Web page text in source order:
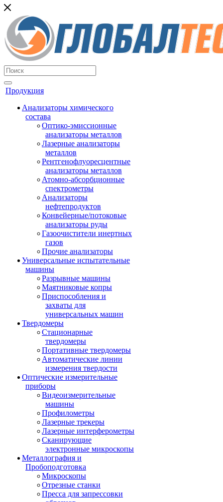
Продукция
Анализаторы химического
состава
Оптико-эмиссионные
анализаторы металлов
Лазерные анализаторы
металлов
Рентгенофлуоресцентные
анализаторы металлов
Атомно-абсорбционные
спектрометры
Анализаторы
нефтепродуктов
Конвейерные/потоковые
анализаторы руды
Газоочистители инертных
газов
Прочие анализаторы
Универсальные испытательные
машины
Разрывные машины
Маятниковые копры
Приспособления и
захваты для
универсальных машин
Твердомеры
Стационарные
твердомеры
Портативные твердомеры
Автоматические линии
измерения твердости
Оптические измерительные
приборы
Видеоизмерительные
машины
Профилометры
Лазерные трекеры
Лазерные интерферометры
Сканирующие
электронные микроскопы
Металлография и
Пробоподготовка
Микроскопы
Отрезные станки
Пресса для запрессовки